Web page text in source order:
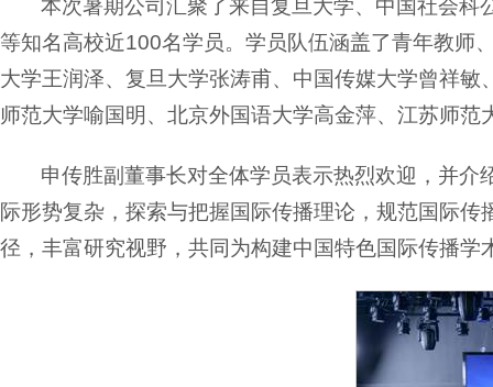
本次暑期公司汇聚了来自复旦大学、中国社会
等知名高校近100名学员。学员队伍涵盖了青年教师
大学王润泽、复旦大学张涛甫、中国传媒大学曾祥
师范大学喻国明、北京外国语大学高金萍、江苏师
申传胜副董事长对全体学员表示热烈欢迎，并
际形势复杂，探索与把握国际传播理论，规范国际
径，丰富研究视野，共同为构建中国特色国际传播学